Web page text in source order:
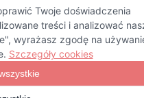
79,99 zł